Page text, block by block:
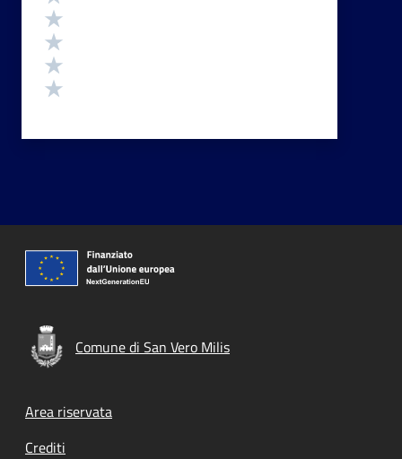
Comune di San Vero Milis
Footer menu
Area riservata
Crediti